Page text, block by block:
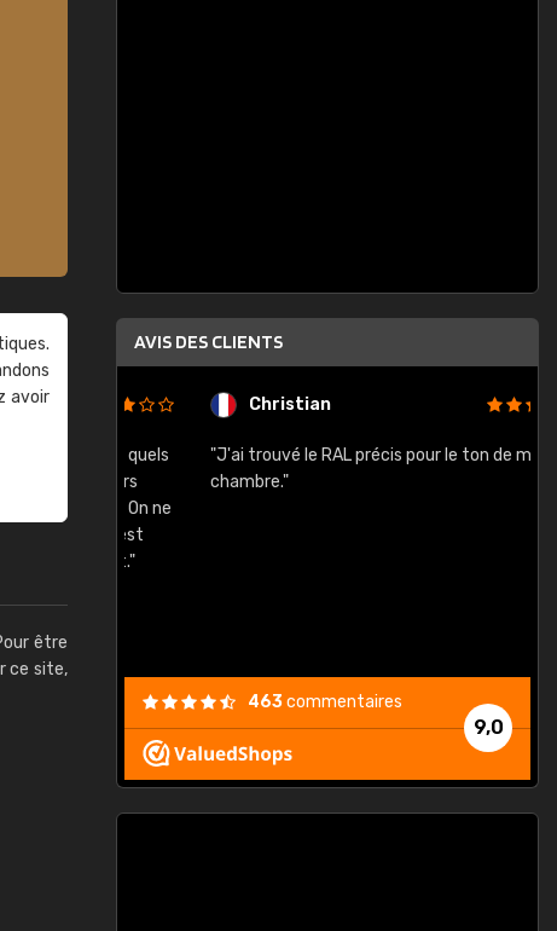
avoir
être
ce site,
AVIS DES CLIENTS
Christian
"J'ai trouvé le RAL précis pour le ton de ma
chambre."
9,0
463commentaires